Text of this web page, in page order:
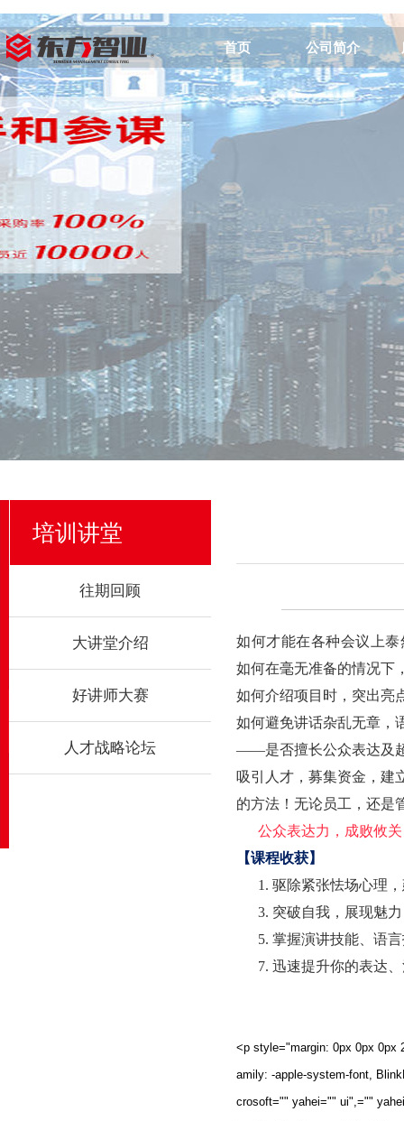
首页 公司简介
培训讲堂
往期回顾
大讲堂介绍
好讲师大赛
人才战略论坛
如何才能在各种会议上
如何在毫无准备的情况下
如何介绍项目时，突出亮
如何避免讲话杂乱无章，
——是否擅长公众表达及
吸引人才，募集资金，建
的方法！无论员工，还是
公众表达力，成败攸
【课程收获】
1. 驱除紧张怯场心理
3. 突破自我，展现魅
5. 掌握演讲技能、语
7. 迅速提升你的表达
<p style="margin: 0px 0px 0px
amily: -apple-system-font,
crosoft="" yahei="" ui",=""